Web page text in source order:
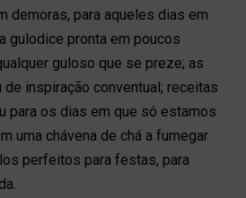
demoras, para aqueles dias em
gulodice pronta em poucos
guloso que se preze; as
inspiração conventual; receitas
para os dias em que só estamos
uma chávena de chá a fumegar
perfeitos para festas, para